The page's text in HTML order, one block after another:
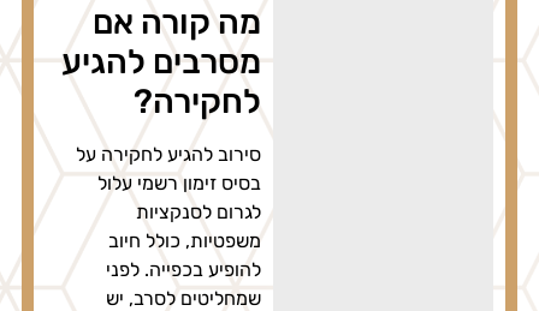
מה קורה אם
מסרבים להגיע
לחקירה?
סירוב להגיע לחקירה על
בסיס זימון רשמי עלול
לגרום לסנקציות
משפטיות, כולל חיוב
להופיע בכפייה. לפני
שמחליטים לסרב, יש